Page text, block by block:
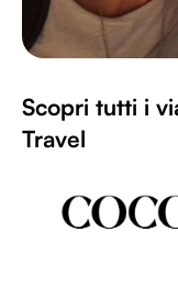
Scopri tutti i
Travel